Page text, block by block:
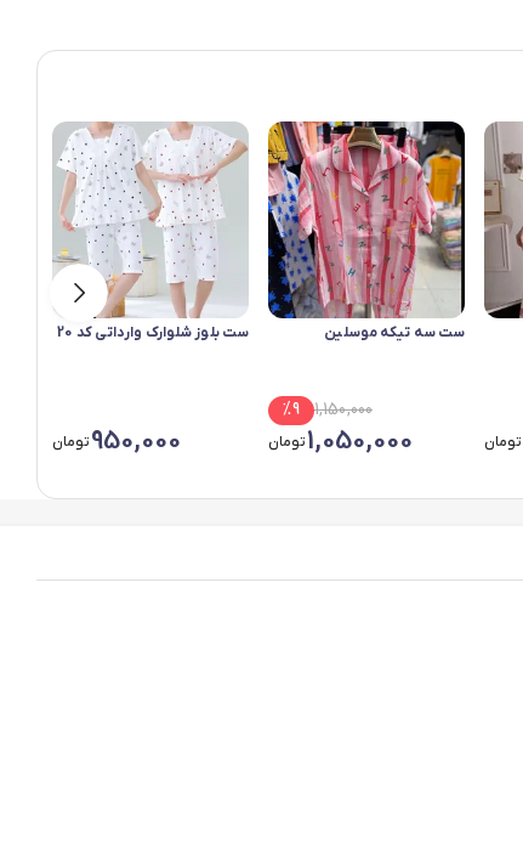
تومان
ست سه تیکه موسلین
1,150,000
%9
1,050,000تومان
ست بلوز شلوارک وارداتی کد 20
950,000تومان